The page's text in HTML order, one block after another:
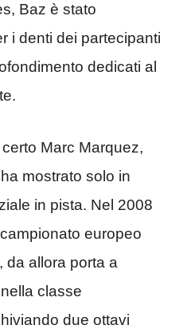
Baz è stato
i denti dei partecipanti
dedicati al
Marc Marquez,
mostrato solo in
in pista. Nel 2008
europeo
da allora porta a
classe
due ottavi